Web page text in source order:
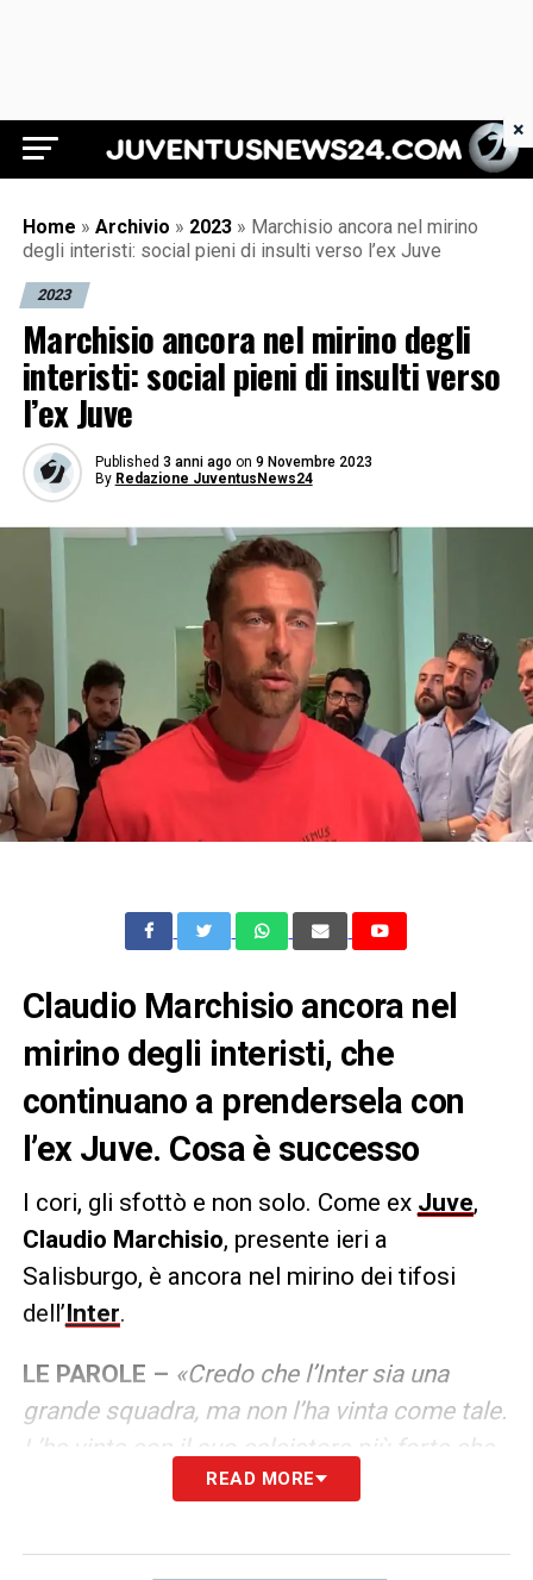
Juventus News 24
Home » Archivio » 2023 » Marchisio ancora nel mirino
degli interisti: social pieni di insulti verso l’ex Juve
2023
Marchisio ancora nel mirino degli
interisti: social pieni di insulti verso
l’ex Juve
Published 3 anni ago on 9 Novembre 2023
By Redazione JuventusNews24
Claudio Marchisio ancora nel
mirino degli interisti, che
continuano a prendersela con
l’ex Juve. Cosa è successo
I cori, gli sfottò e non solo. Come ex Juve,
Claudio Marchisio, presente ieri a
Salisburgo, è ancora nel mirino dei tifosi
dell’Inter.
LE PAROLE – «Credo che l’Inter sia una
grande squadra, ma non l’ha vinta come tale.
L’ha vinta con il suo calciatore più forte che
entra e la cambia. Una grande squadra già
comanda».Discorso questo, fatto aPrime
READ MORE
×